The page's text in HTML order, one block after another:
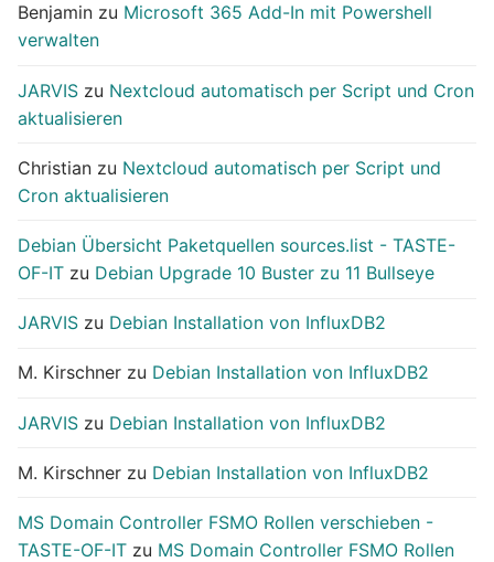
Benjamin zu Microsoft 365 Add-In mit Powershell
verwalten
JARVIS zu Nextcloud automatisch per Script und Cron
aktualisieren
Christian zu Nextcloud automatisch per Script und
Cron aktualisieren
Debian Übersicht Paketquellen sources.list - TASTE-
OF-IT zu Debian Upgrade 10 Buster zu 11 Bullseye
JARVIS zu Debian Installation von InfluxDB2
M. Kirschner zu Debian Installation von InfluxDB2
JARVIS zu Debian Installation von InfluxDB2
M. Kirschner zu Debian Installation von InfluxDB2
MS Domain Controller FSMO Rollen verschieben -
TASTE-OF-IT zu MS Domain Controller FSMO Rollen